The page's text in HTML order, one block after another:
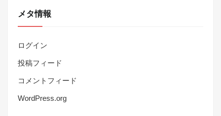
メタ情報
ログイン
投稿フィード
コメントフィード
WordPress.org